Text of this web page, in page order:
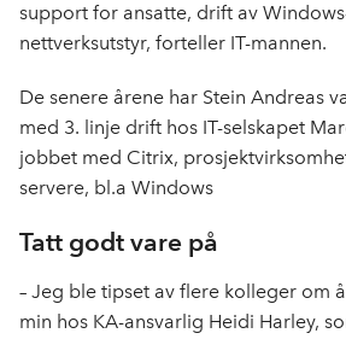
support for ansatte, drift av
nettverksutstyr, forteller IT-mannen.
De senere årene har Stein Andreas
med 3. linje drift hos IT-selskapet
jobbet med Citrix,
servere, bl.a Windows
Tatt godt vare på
– Jeg ble tipset av flere kolleger om
min hos KA-ansvarlig Heidi Harley,